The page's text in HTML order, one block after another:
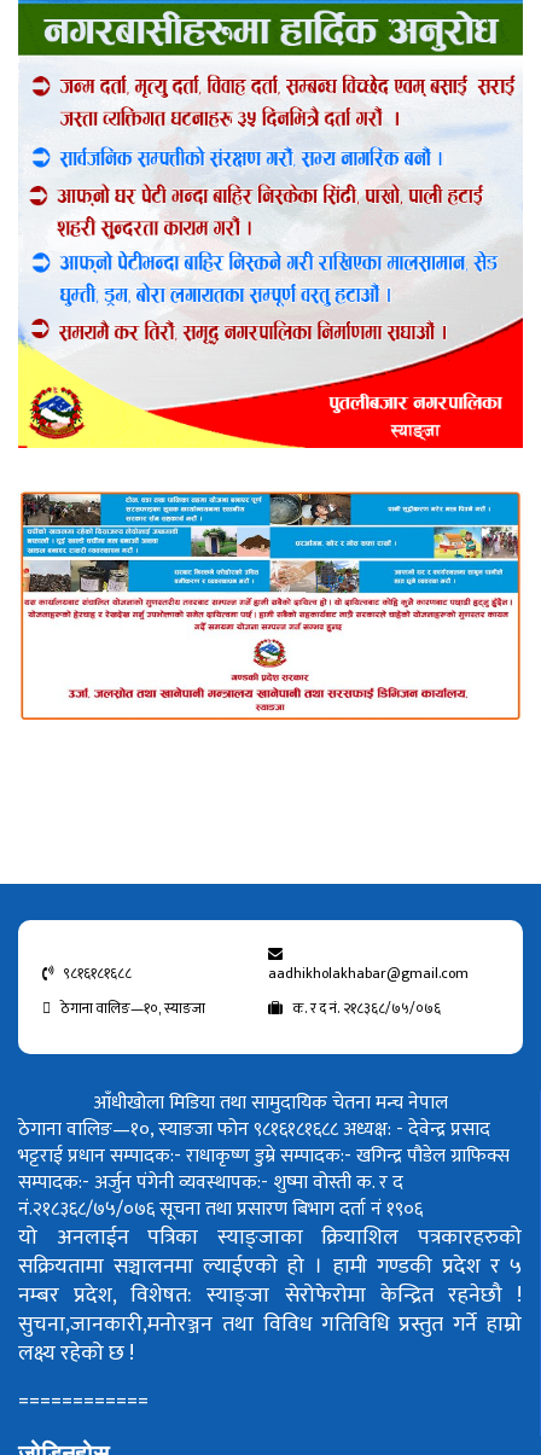
९८१६१८१६८८
aadhikholakhabar@gmail.com
ठेगाना वालिङ—१०, स्याङजा
क. र द नं. २१८३६८/७५/०७६
आँधीखोला मिडिया तथा सामुदायिक चेतना मन्च नेपाल
ठेगाना वालिङ—१०, स्याङजा फोन ९८१६१८१६८८अध्यक्ष: - देवेन्द्र प्रसाद
भट्टराईप्रधान सम्पादक:- राधाकृष्ण डुम्रेसम्पादक:- खगिन्द्र पौडेलग्राफिक्स
सम्पादक:- अर्जुन पंगेनीव्यवस्थापक:- शुष्मा वोस्तीक. र द
नं.२१८३६८/७५/०७६सूचना तथा प्रसारण बिभाग दर्ता नं १९०६
यो अनलाईन पत्रिका स्याङ्जाका क्रियाशिल पत्रकारहरुको
सक्रियतामा सञ्चालनमा ल्याईएको हो । हामी गण्डकी प्रदेश र ५
नम्बर प्रदेश, विशेषत: स्याङ्जा सेरोफेरोमा केन्द्रित रहनेछौ !
सुचना,जानकारी,मनोरञ्जन तथा विविध गतिविधि प्रस्तुत गर्ने हाम्रो
लक्ष्य रहेको छ !
============